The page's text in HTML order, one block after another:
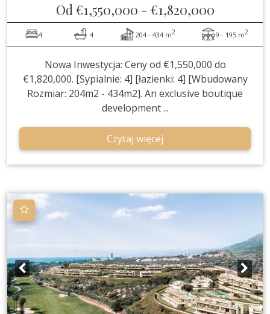
Od €1,550,000 - €1,820,000
4 4 204 - 434 m2 9 - 195 m2
Nowa Inwestycja: Ceny od €1,550,000 do
€1,820,000. [Sypialnie: 4] [łazienki: 4] [Wbudowany
Rozmiar: 204m2 - 434m2]. An exclusive boutique
development ...
Czytaj więcej